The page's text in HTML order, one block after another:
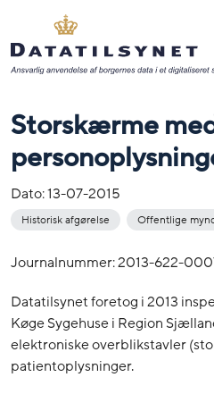
Storskærme
Dato:13-07-2015
Historisk afgørelse Offentlige
Journalnummer: 2013-622-
Datatilsynet foretog i 2013
Køge Sygehuse i Region
elektroniske overblikstavler
patientoplysninger.